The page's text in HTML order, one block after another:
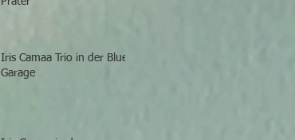
Iris Camaa Trio in der Blue
Garage